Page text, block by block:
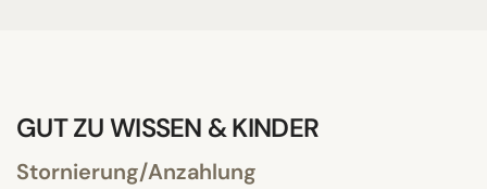
GUT ZU WISSEN & KINDER
Stornierung/Anzahlung